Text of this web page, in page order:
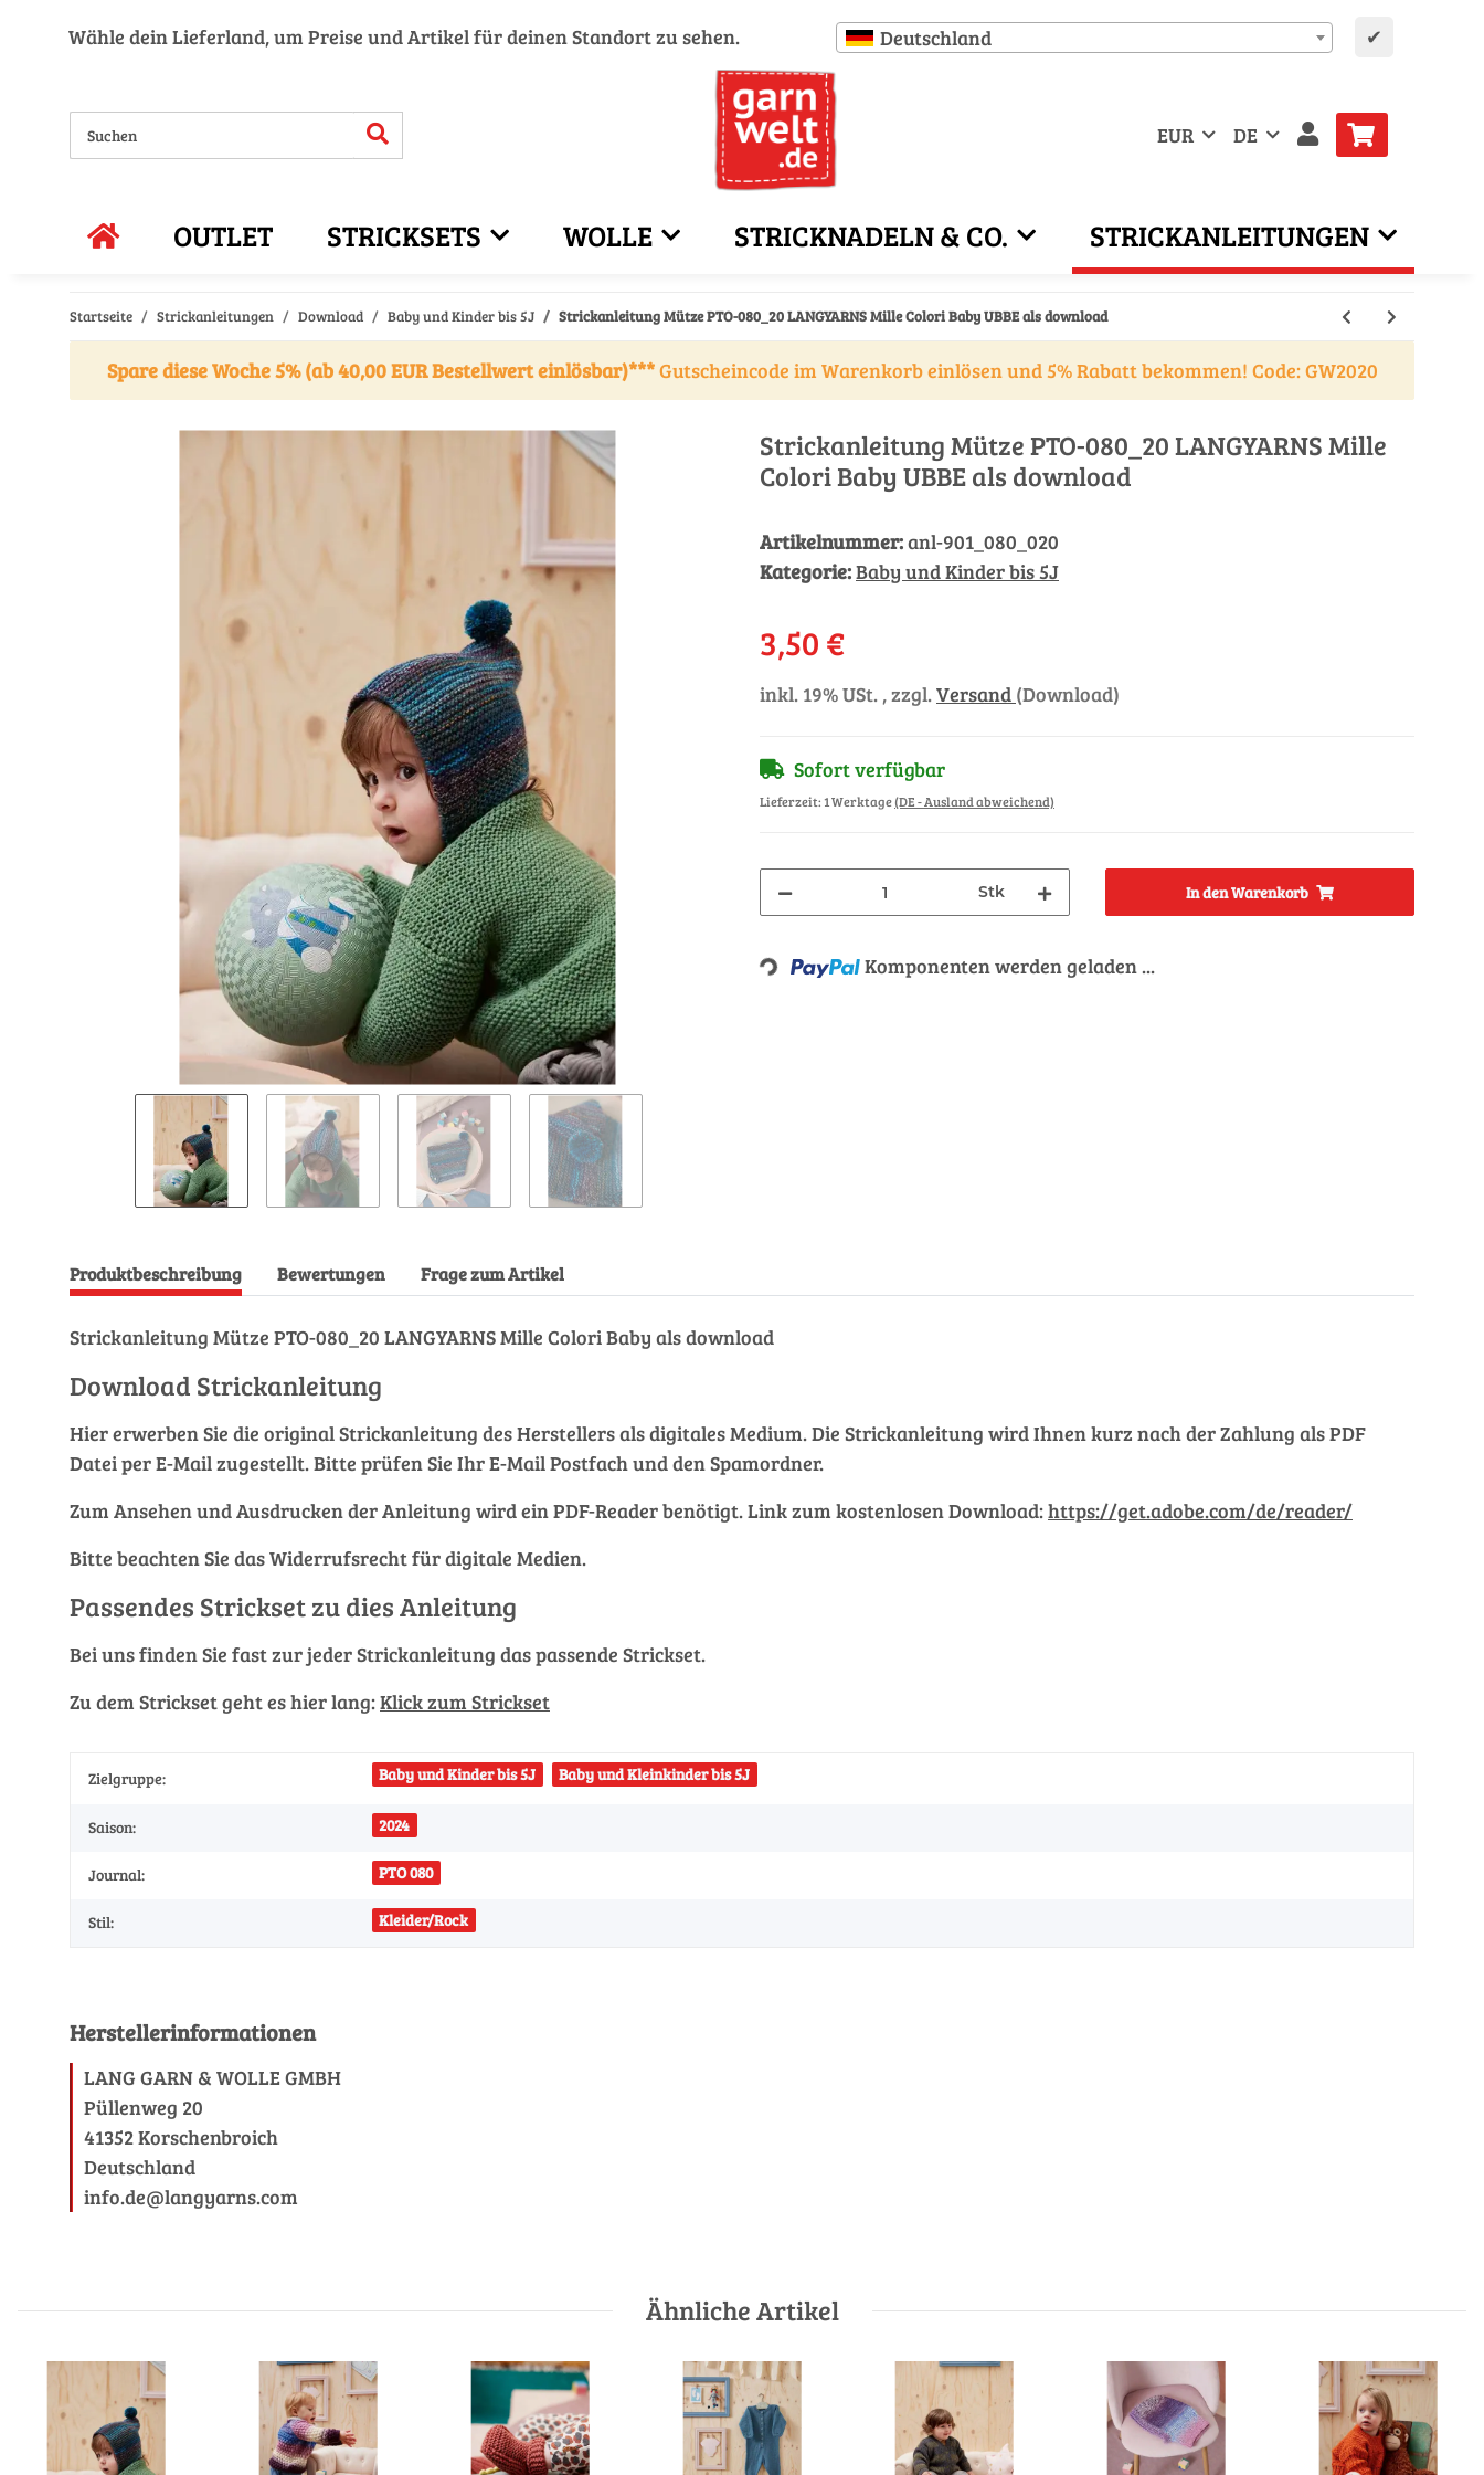
Wähle dein Lieferland, um Preise und Artikel für deinen Standort zu sehen. Deutschland ✔
EUR DE
OUTLET STRICKSETS WOLLE STRICKNADELN & CO. STRICKANLEITUNGEN
Startseite Strickanleitungen Download Baby und Kinder bis 5J Strickanleitung Mütze PTO-080_20 LANGYARNS Mille Colori Baby UBBE als download
Spare diese Woche 5% (ab 40,00 EUR Bestellwert einlösbar)***Gutscheincode im Warenkorb einlösen und 5% Rabatt bekommen! Code: GW2020
Strickanleitung Mütze PTO-080_20 LANGYARNS Mille
Colori Baby UBBE als download
Artikelnummer:anl-901_080_020
Kategorie:Baby und Kinder bis 5J
3,50 €
inkl. 19% USt. , zzgl.Versand (Download)
Sofort verfügbar
Lieferzeit:1 Werktage(DE - Ausland abweichend)
Stk In den Warenkorb
Loading... Komponenten werden geladen ...
Produktbeschreibung Bewertungen Frage zum Artikel
Strickanleitung Mütze PTO-080_20 LANGYARNS Mille Colori Baby als download
Download Strickanleitung
Hier erwerben Sie die original Strickanleitung des Herstellers als digitales Medium. Die Strickanleitung wird Ihnen kurz nach der Zahlung als PDF
Datei per E-Mail zugestellt. Bitte prüfen Sie Ihr E-Mail Postfach und den Spamordner.
Zum Ansehen und Ausdrucken der Anleitung wird ein PDF-Reader benötigt. Link zum kostenlosen Download:https://get.adobe.com/de/reader/
Bitte beachten Sie das Widerrufsrecht für digitale Medien.
Passendes Strickset zu dies Anleitung
Bei uns finden Sie fast zur jeder Strickanleitung das passende Strickset.
Zu dem Strickset geht es hier lang:Klick zum Strickset
Zielgruppe: Baby und Kinder bis 5J Baby und Kleinkinder bis 5J
Saison: 2024
Journal: PTO 080
Stil: Kleider/Rock
Herstellerinformationen
LANG GARN & WOLLE GMBH
Püllenweg 20
41352 Korschenbroich
Deutschland
info.de@langyarns.com
Ähnliche Artikel